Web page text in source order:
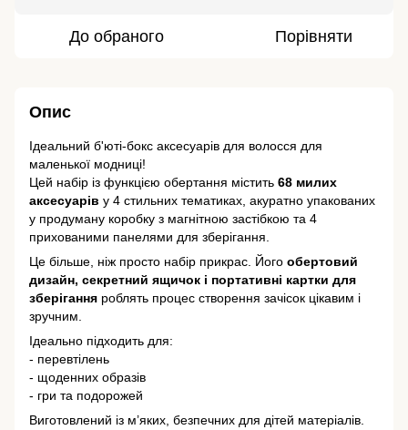
До обраного Порівняти
Опис
Ідеальний б'юті-бокс аксесуарів для волосся для
маленької модниці!
Цей набір із функцією обертання містить 68 милих
аксесуарів у 4 стильних тематиках, акуратно упакованих
у продуману коробку з магнітною застібкою та 4
прихованими панелями для зберігання.
Це більше, ніж просто набір прикрас. Його обертовий
дизайн, секретний ящичок і портативні картки для
зберігання роблять процес створення зачісок цікавим і
зручним.
Ідеально підходить для:
- перевтілень
- щоденних образів
- гри та подорожей
Виготовлений із м’яких, безпечних для дітей матеріалів.